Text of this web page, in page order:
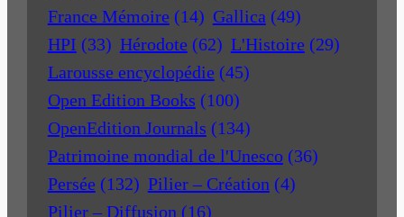
France Mémoire (14) Gallica (49)
HPI (33) Hérodote (62) L'Histoire (29)
Larousse encyclopédie (45)
Open Edition Books (100)
OpenEdition Journals (134)
Patrimoine mondial de l'Unesco (36)
Persée (132) Pilier – Création (4)
Pilier – Diffusion (16)